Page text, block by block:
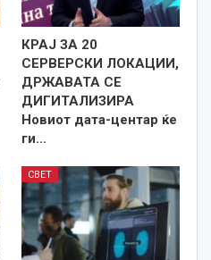
КРАЈ ЗА 20
СЕРВЕРСКИ ЛОКАЦИИ,
ДРЖАВАТА СЕ
ДИГИТАЛИЗИРА
Новиот дата-центар ќе
ги…
СВЕТ